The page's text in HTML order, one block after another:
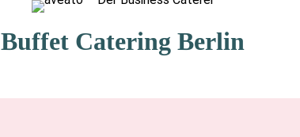
Buffet Catering Berlin